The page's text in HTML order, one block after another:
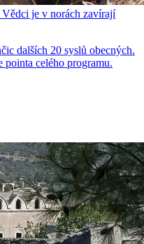
je v norách zavírají
dalších 20 syslů obecných.
celého programu.